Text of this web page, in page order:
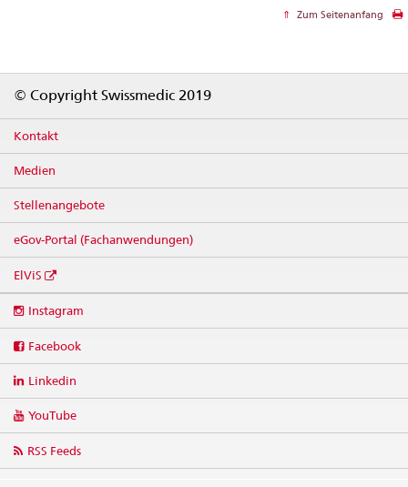
Zum Seitenanfang
© Copyright Swissmedic 2019
Kontakt
Medien
Stellenangebote
eGov-Portal (Fachanwendungen)
ElViS
media
Instagram
Facebook
Linkedin
YouTube
RSS Feeds